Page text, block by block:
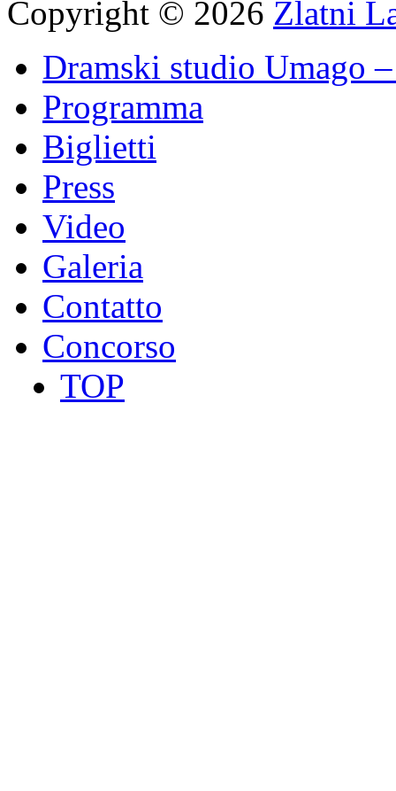
Copyright © 2026 Zlatni
Dramski studio Umago
Programma
Biglietti
Press
Video
Galeria
Contatto
Concorso
TOP